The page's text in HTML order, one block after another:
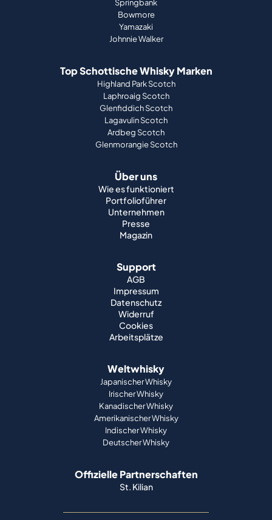
Springbank
Bowmore
Yamazaki
Johnnie Walker
Top Schottische Whisky Marken
Highland Park Scotch
Laphroaig Scotch
Glenfiddich Scotch
Lagavulin Scotch
Ardbeg Scotch
Glenmorangie Scotch
Über uns
Wie es funktioniert
Portfolioführer
Unternehmen
Presse
Magazin
Support
AGB
Impressum
Datenschutz
Widerruf
Cookies
Arbeitsplätze
Weltwhisky
Japanischer Whisky
Irischer Whisky
Kanadischer Whisky
Amerikanischer Whisky
Indischer Whisky
Deutscher Whisky
Offizielle Partnerschaften
St. Kilian